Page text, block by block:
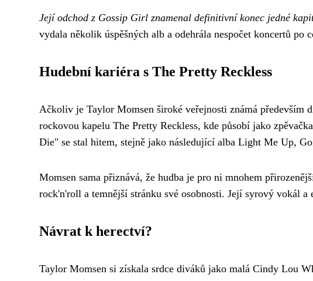
Její odchod z Gossip Girl znamenal definitivní konec jedné
vydala několik úspěšných alb a odehrála nespočet koncertů po
Hudební kariéra s The Pretty Reckless
Ačkoliv je Taylor Momsen široké veřejnosti známá
rockovou kapelu The Pretty Reckless, kde působí jako
Die" se stal hitem, stejně jako následující alba Light Me Up,
Momsen sama přiznává, že hudba je pro ni mnohem
rock'n'roll a temnější stránku své osobnosti. Její syrový vokál
Návrat k herectví?
Taylor Momsen si získala srdce diváků jako malá Cindy Lou